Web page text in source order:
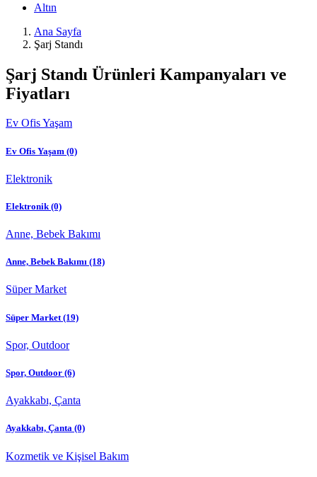
Altın
Ana Sayfa
Şarj Standı
Şarj Standı Ürünleri Kampanyaları ve
Fiyatları
Ev Ofis Yaşam
Ev Ofis Yaşam (0)
Elektronik
Elektronik (0)
Anne, Bebek Bakımı
Anne, Bebek Bakımı (18)
Süper Market
Süper Market (19)
Spor, Outdoor
Spor, Outdoor (6)
Ayakkabı, Çanta
Ayakkabı, Çanta (0)
Kozmetik ve Kişisel Bakım